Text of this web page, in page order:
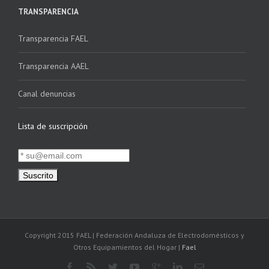
TRANSPARENCIA
Transparencia FAEL
Transparencia AAEL
Canal denuncias
Lista de suscripción
Copyright 2015 FAEL | Federación Andaluza de Electrodomésticos y
Otros Equipamientos del Hogar | Fael